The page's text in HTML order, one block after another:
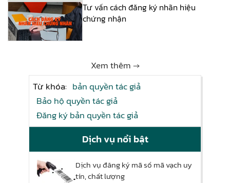
Tư vấn cách đăng ký nhãn hiệu
chứng nhận
Xem thêm →
Từ khóa: bản quyền tác giả
Bảo hộ quyền tác giả
Đăng ký bản quyền tác giả
Dịch vụ nổi bật
Dịch vụ đăng ký mã số mã vạch uy
tín, chất lượng